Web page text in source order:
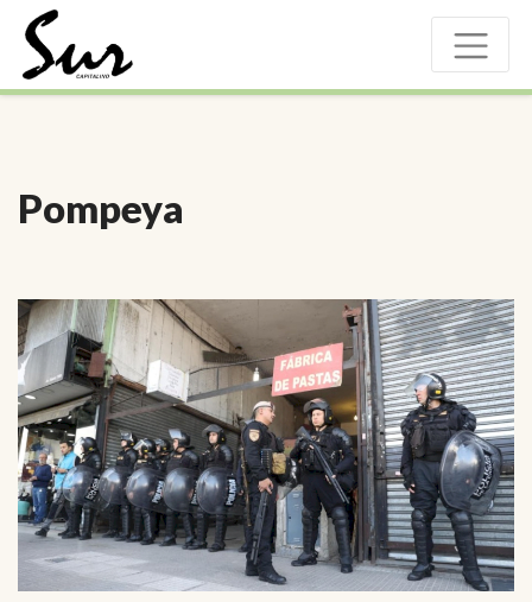
Pompeya